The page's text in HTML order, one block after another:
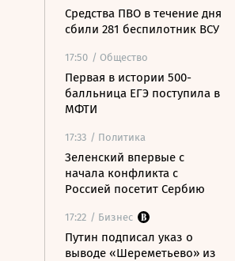
Средства ПВО в течение дня
сбили 281 беспилотник ВСУ
17:50 / Общество
Первая в истории 500-
балльница ЕГЭ поступила в
МФТИ
17:33 / Политика
Зеленский впервые с
начала конфликта с
Россией посетит Сербию
17:22 / Бизнес
Путин подписал указ о
выводе «Шереметьево» из